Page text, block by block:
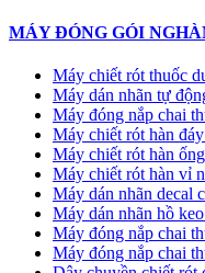
MÁY ĐÓNG GÓI
Máy chiết rót thuốc
Máy dán nhãn tự
Máy đóng nắp chai
Máy chiết rót hàn
Máy chiết rót hàn
Máy chiết rót hàn vỉ
​Máy dán nhãn decal
Máy dán nhãn hồ
Máy đóng nắp chai
Máy đóng nắp chai